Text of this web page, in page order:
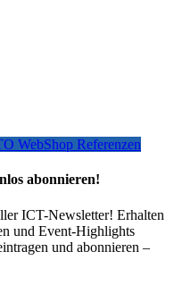
WebShop Referenzen
abonnieren!
ICT-Newsletter! Erhalten
und Event-Highlights
und abonnieren –